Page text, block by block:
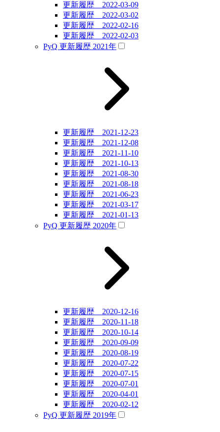
更新履歴 2022-03-09
更新履歴 2022-03-02
更新履歴 2022-02-16
更新履歴 2022-02-03
PyQ 更新履歴 2021年
更新履歴 2021-12-23
更新履歴 2021-12-08
更新履歴 2021-11-10
更新履歴 2021-10-13
更新履歴 2021-08-30
更新履歴 2021-08-18
更新履歴 2021-06-23
更新履歴 2021-03-17
更新履歴 2021-01-13
PyQ 更新履歴 2020年
更新履歴 2020-12-16
更新履歴 2020-11-18
更新履歴 2020-10-14
更新履歴 2020-09-09
更新履歴 2020-08-19
更新履歴 2020-07-22
更新履歴 2020-07-15
更新履歴 2020-07-01
更新履歴 2020-04-01
更新履歴 2020-02-12
PyQ 更新履歴 2019年